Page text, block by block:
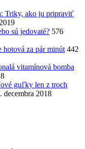
Triky, ako ju pripraviť
sú jedovaté? 576
hotová za pár minút 442
vitamínová bomba
guľky len z troch
decembra 2018